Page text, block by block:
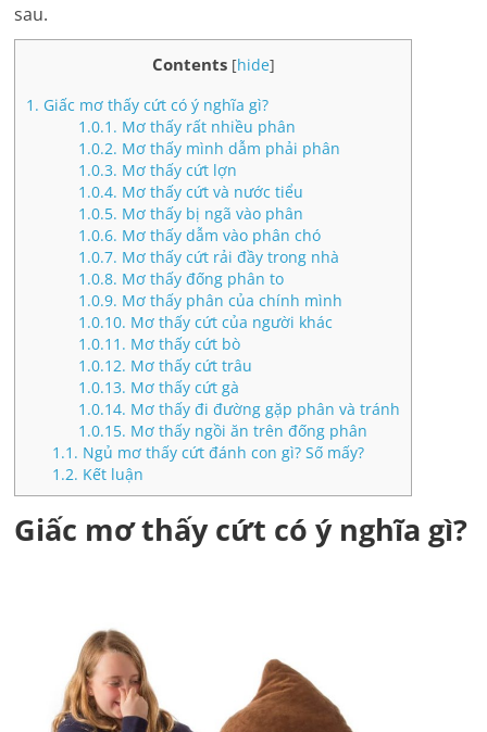
sau.
Contents [hide]
1. Giấc mơ thấy cứt có ý nghĩa gì?
1.0.1. Mơ thấy rất nhiều phân
1.0.2. Mơ thấy mình dẫm phải phân
1.0.3. Mơ thấy cứt lợn
1.0.4. Mơ thấy cứt và nước tiểu
1.0.5. Mơ thấy bị ngã vào phân
1.0.6. Mơ thấy dẫm vào phân chó
1.0.7. Mơ thấy cứt rải đầy trong nhà
1.0.8. Mơ thấy đống phân to
1.0.9. Mơ thấy phân của chính mình
1.0.10. Mơ thấy cứt của người khác
1.0.11. Mơ thấy cứt bò
1.0.12. Mơ thấy cứt trâu
1.0.13. Mơ thấy cứt gà
1.0.14. Mơ thấy đi đường gặp phân và tránh
1.0.15. Mơ thấy ngồi ăn trên đống phân
1.1. Ngủ mơ thấy cứt đánh con gì? Số mấy?
1.2. Kết luận
Giấc mơ thấy cứt có ý nghĩa gì?